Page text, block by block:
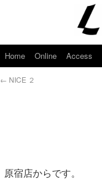
Home Online Access
← NICE ２
原宿店からです。